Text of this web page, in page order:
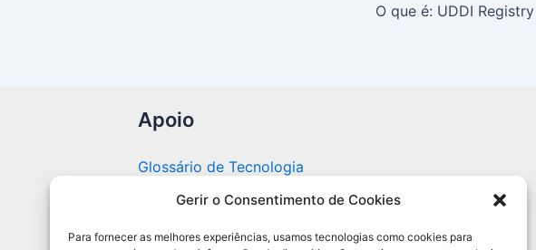
Gerir o Consentimento de Cookies
Para fornecer as melhores experiências, usamos tecnologias como cookies para
O que é: UDDI Registry
Apoio
Glossário de Tecnologia
Portal editorial independente sobre tecnologia,
PC Gamer e guias práticos.